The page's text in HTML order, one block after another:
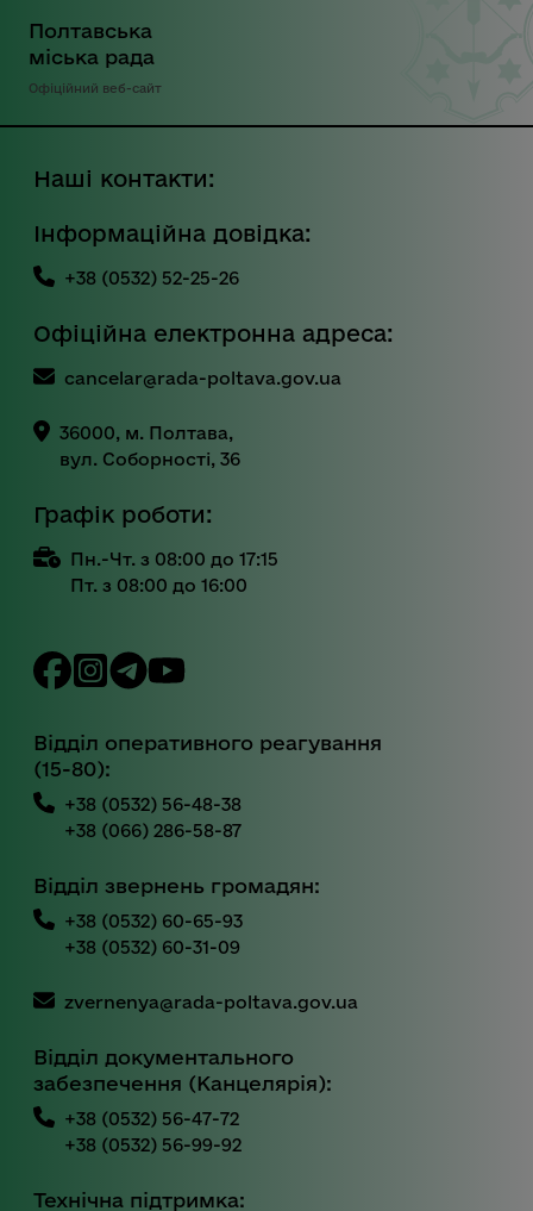
Полтавська
міська рада
Офіційний веб-сайт
Наші контакти:
Інформаційна довідка:
+38 (0532) 52-25-26
Офіційна електронна адреса:
cancelar@rada-poltava.gov.ua
36000, м. Полтава,
вул. Соборності, 36
Графік роботи:
Пн.-Чт. з 08:00 до 17:15
Пт. з 08:00 до 16:00
Відділ оперативного реагування
(15-80):
+38 (0532) 56-48-38
+38 (066) 286-58-87
Відділ звернень громадян:
+38 (0532) 60-65-93
+38 (0532) 60-31-09
zvernenya@rada-poltava.gov.ua
Відділ документального
забезпечення (Канцелярія):
+38 (0532) 56-47-72
+38 (0532) 56-99-92
Технічна підтримка: